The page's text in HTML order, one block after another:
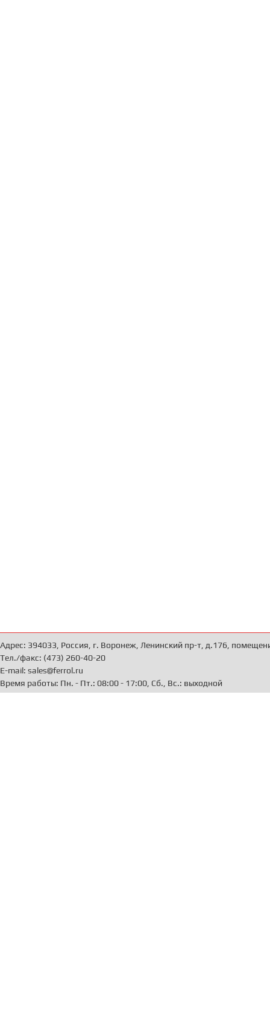
Адрес: 394033, Россия, г. Воронеж, Ленинский пр-т, д.176,
Тел./факс: (473) 260-40-20
E-mail: sales@ferrol.ru
Время работы: Пн. - Пт.: 08:00 - 17:00, Сб., Вс.: выходной